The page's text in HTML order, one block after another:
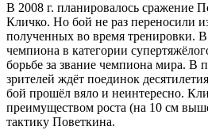
В 2008 г. планировалось сражение
Кличко. Но бой не раз переносили
полученных во время тренировки.
чемпиона в категории
борьбе за звание чемпиона мира. В
зрителей ждёт поединок
бой прошёл вяло и неинтересно.
преимуществом роста (на 10 см
тактику Поветкина.